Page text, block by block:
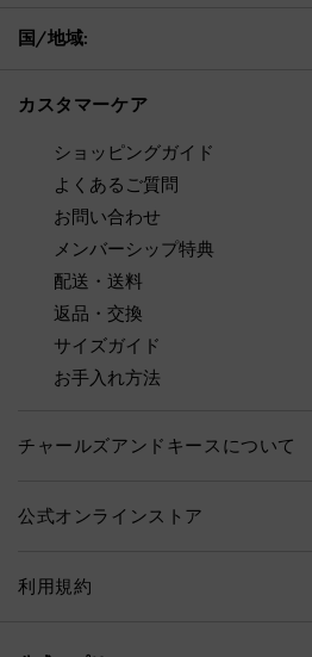
国/地域:
カスタマーケア
ショッピングガイド
よくあるご質問
お問い合わせ
メンバーシップ特典
配送・送料
返品・交換
サイズガイド
お手入れ方法
チャールズアンドキースについて
公式オンラインストア
利用規約